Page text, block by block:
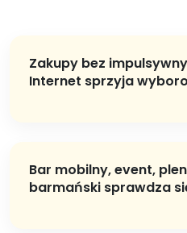
Zakupy bez
Internet sprzyja
Bar mobilny, event,
barmański sprawdza